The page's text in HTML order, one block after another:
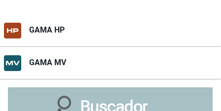
GAMA HP
GAMA MV